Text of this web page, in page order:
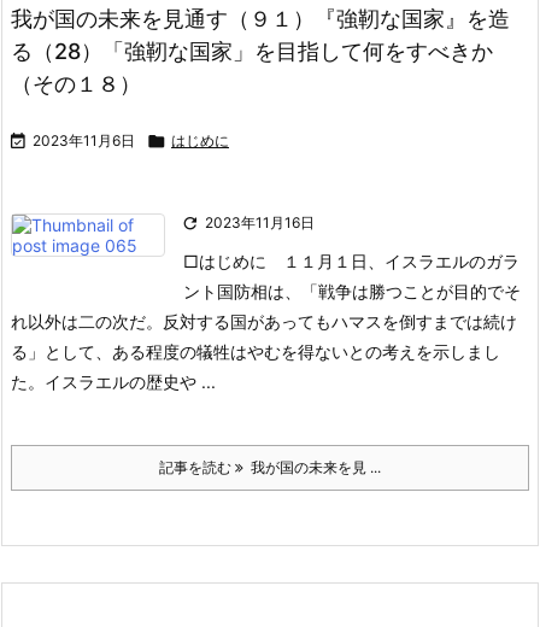
我が国の未来を見通す（９１）『強靭な国家』を造
る（28）「強靭な国家」を目指して何をすべきか
（その１８）
 2023年11月6日  はじめに
 2023年11月16日
□はじめに
１１月１日、イスラエルのガラ
ント国防相は、「戦争は勝つことが目的でそ
れ以外は二の次だ。反対する国があってもハマスを倒すまでは続け
る」として、ある程度の犠牲はやむを得ないとの考えを示しまし
た。イスラエルの歴史や ...
記事を読む 我が国の未来を見 ...